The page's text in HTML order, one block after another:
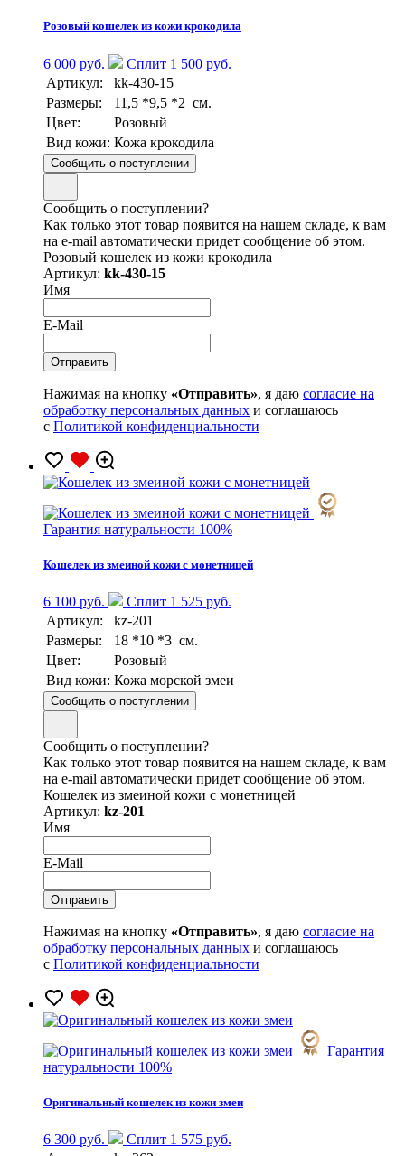
Розовый кошелек из кожи крокодила
6 000 руб.
Сплит 1 500 руб.
Артикул:
kk-430-15
Размеры:
11,5 *9,5 *2 см.
Цвет:
Розовый
Вид кожи: Кожа крокодила
Сообщить о поступлении
Сообщить о поступлении?
Как только этот товар появится на нашем складе, к вам
на e-mail автоматически придет сообщение об этом.
Розовый кошелек из кожи крокодила
Артикул: kk-430-15
Имя
E-Mail
Нажимая на кнопку «Отправить», я даю согласие на
обработку персональных данных и соглашаюсь
с Политикой конфиденциальности
Гарантия натуральности 100%
Кошелек из змеиной кожи с монетницей
6 100 руб.
Сплит 1 525 руб.
Артикул:
kz-201
Размеры:
18 *10 *3 см.
Цвет:
Розовый
Вид кожи: Кожа морской змеи
Сообщить о поступлении
Сообщить о поступлении?
Как только этот товар появится на нашем складе, к вам
на e-mail автоматически придет сообщение об этом.
Кошелек из змеиной кожи с монетницей
Артикул: kz-201
Имя
E-Mail
Нажимая на кнопку «Отправить», я даю согласие на
обработку персональных данных и соглашаюсь
с Политикой конфиденциальности
Гарантия
натуральности 100%
Оригинальный кошелек из кожи змеи
6 300 руб.
Сплит 1 575 руб.